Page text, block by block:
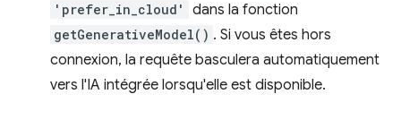
'prefer_in_cloud' dans la fonction
getGenerativeModel() . Si vous êtes hors
connexion, la requête basculera automatiquement
vers l'IA intégrée lorsqu'elle est disponible.